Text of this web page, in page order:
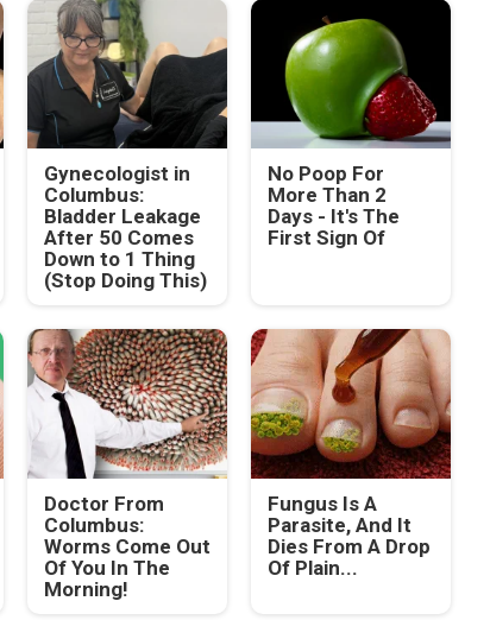
Gynecologist in
Columbus:
Bladder Leakage
After 50 Comes
Down to 1 Thing
(Stop Doing This)
No Poop For
More Than 2
Days - It's The
First Sign Of
Doctor From
Columbus:
Worms Come Out
Of You In The
Morning!
Fungus Is A
Parasite, And It
Dies From A Drop
Of Plain...